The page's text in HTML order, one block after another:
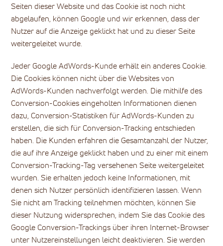
Seiten dieser Website und das Cookie ist noch nicht
abgelaufen, können Google und wir erkennen, dass der
Nutzer auf die Anzeige geklickt hat und zu dieser Seite
weitergeleitet wurde.
Jeder Google AdWords-Kunde erhält ein anderes Cookie.
Die Cookies können nicht über die Websites von
AdWords-Kunden nachverfolgt werden. Die mithilfe des
Conversion-Cookies eingeholten Informationen dienen
dazu, Conversion-Statistiken für AdWords-Kunden zu
erstellen, die sich für Conversion-Tracking entschieden
haben. Die Kunden erfahren die Gesamtanzahl der Nutzer,
die auf ihre Anzeige geklickt haben und zu einer mit einem
Conversion-Tracking-Tag versehenen Seite weitergeleitet
wurden. Sie erhalten jedoch keine Informationen, mit
denen sich Nutzer persönlich identifizieren lassen. Wenn
Sie nicht am Tracking teilnehmen möchten, können Sie
dieser Nutzung widersprechen, indem Sie das Cookie des
Google Conversion-Trackings über ihren Internet-Browser
unter Nutzereinstellungen leicht deaktivieren. Sie werden